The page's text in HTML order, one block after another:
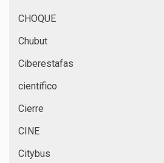
CHOQUE
Chubut
Ciberestafas
científico
Cierre
CINE
Citybus